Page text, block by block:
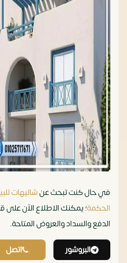
في حال كنت تبحث عنشاليهات
الحكمة؛ يمكنك الاطلاع الآن على
الدفع والسداد والعروض المتاحة.
البروشور اتصل